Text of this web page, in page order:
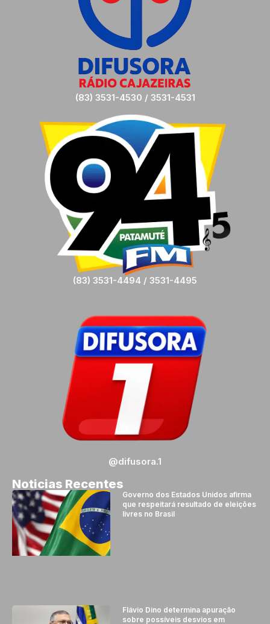
(83) 3531-4530 / 3531-4531
(83) 3531-4494 / 3531-4495
@difusora.1
Noticias Recentes
Governo dos Estados Unidos afirma
que respeitará resultado de eleições
livres no Brasil
Flávio Dino determina apuração
sobre possíveis desvios em